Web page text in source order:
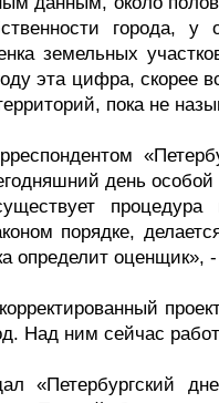
города,
земельных
эта цифра, скорее
пока не
день
порядке,
определит оценщик»,
Над ним сейчас
«Петербургский